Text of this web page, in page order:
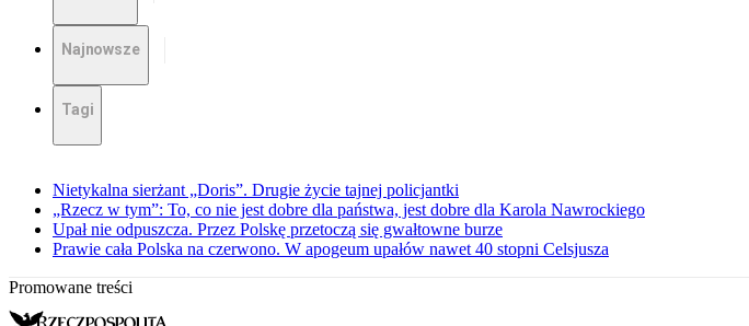
Najnowsze
Tagi
Nietykalna sierżant „Doris”. Drugie życie tajnej policjantki
„Rzecz w tym”: To, co nie jest dobre dla państwa, jest dobre dla Karola Nawrockiego
Upał nie odpuszcza. Przez Polskę przetoczą się gwałtowne burze
Prawie cała Polska na czerwono. W apogeum upałów nawet 40 stopni Celsjusza
Promowane treści